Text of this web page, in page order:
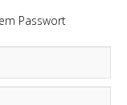
Passwort